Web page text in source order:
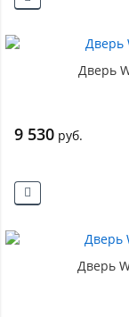
Дверь
9 530 руб.
Дверь